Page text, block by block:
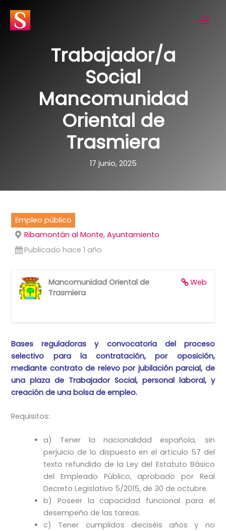
contenido
Trabajador/a
Social
Mancomunidad
Oriental de
Trasmiera
17 junio, 2025
Empleo público
Ribamontán al Monte, Ayuntamiento
Publicado hace 1 año
Web
Mancomunidad Oriental de
Trasmiera
Bases reguladoras y convocatoria del proceso
selectivo para la contratación, por oposición,
mediante contrato de relevo por jubilación parcial, de
una plaza de Trabajador Social, personal laboral, y
creación de una bolsa de empleo.
Requisitos:
a) Tener la nacionalidad española, sin
perjuicio de lo dispuesto en el artículo 57 del
texto refundido de la Ley del Estatuto Básico
del Empleado Público, aprobado por Real
Decreto Legislativo 5/2015, de 30 de octubre.
b) Poseer la capacidad funcional para el
desempeño de las tareas.
c) Tener cumplidos dieciséis años y no